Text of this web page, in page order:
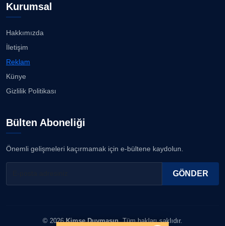
Kurumsal
Hakkımızda
İletişim
Reklam
Künye
Gizlilik Politikası
Bülten Aboneliği
Önemli gelişmeleri kaçırmamak için e-bültene kaydolun.
GÖNDER
© 2026Kimse Duymasın. Tüm hakları saklıdır.